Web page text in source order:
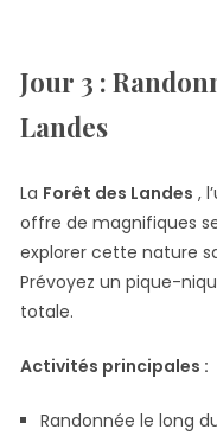
Jour 3 :
Landes
La Forêt des Landes ,
offre de magnifiques
explorer cette nature
Prévoyez un pique-
totale.
Activités principales :
Randonnée le long